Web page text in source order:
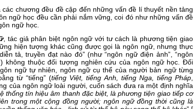
chương đều đề cập đến những vấn đề lí thuyết nền tảng
ngữ học đều cần phải nắm vững, coi đó như những vấn đề
ngữ học.
, tác giả phân biệt ngôn ngữ với tư cách là phương tiện giao
hiện tượng khác cũng được gọi là ngôn ngữ, nhưng thực
tả, truyền đạt nào đó” (như “ngôn ngữ điện ảnh”, “ngôn
không thuộc đối tượng nghiên cứu của ngôn ngữ học. Đối
ngữ tự nhiên, ngôn ngữ cụ thể của người bản ngữ từng
từ “tiếng” (tiếng Việt, tiếng Anh, tiếng Nga, tiếng Pháp
của ngôn ngữ loài người, cuốn sách đưa ra một định nghĩa
thống tín hiệu âm thanh đặc biệt, là phương tiện giao tiếp cơ
trong một cộng đồng người; ngôn ngữ đồng thời cũng là